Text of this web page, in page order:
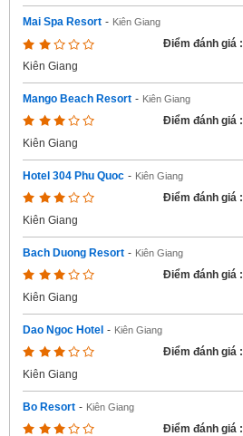
Mai Spa Resort - Kiên Giang
Điểm đánh giá :
Kiên Giang
Mango Beach Resort - Kiên Giang
Điểm đánh giá :
Kiên Giang
Hotel 304 Phu Quoc - Kiên Giang
Điểm đánh giá :
Kiên Giang
Bach Duong Resort - Kiên Giang
Điểm đánh giá :
Kiên Giang
Dao Ngoc Hotel - Kiên Giang
Điểm đánh giá :
Kiên Giang
Bo Resort - Kiên Giang
Điểm đánh giá :